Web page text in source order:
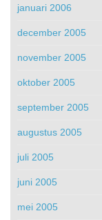
januari 2006
december 2005
november 2005
oktober 2005
september 2005
augustus 2005
juli 2005
juni 2005
mei 2005